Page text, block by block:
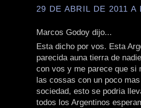
29 DE ABRIL DE 2011 A
Marcos Godoy dijo...
Esta dicho por vos. Esta
parecida auna tierra de
con vos y me parece que si
las cossas con un poco
sociedad, esto se podria
todos los Argentinos